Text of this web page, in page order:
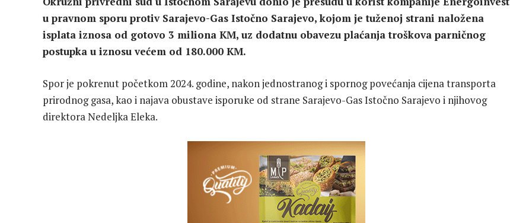
u pravnom sporu protiv Sarajevo-Gas Istočno Sarajevo, kojom je tuženoj strani naložena
isplata iznosa od gotovo 3 miliona KM, uz dodatnu obavezu plaćanja troškova parničnog
postupka u iznosu većem od 180.000 KM.
Spor je pokrenut početkom 2024. godine, nakon jednostranog i spornog povećanja cijena transporta
prirodnog gasa, kao i najava obustave isporuke od strane Sarajevo-Gas Istočno Sarajevo i njihovog
direktora Nedeljka Eleka.